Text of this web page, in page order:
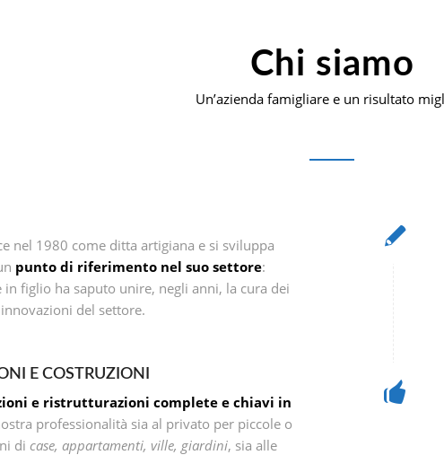
Chi siamo
Un’azienda famigliare e un risultato
nel 1980 come ditta artigiana e si sviluppa
punto di riferimento nel suo settore:
figlio ha saputo unire, negli anni, la cura dei
del settore.
E COSTRUZIONI
e ristrutturazioni complete e chiavi in
professionalità sia al privato per piccole o
di case, appartamenti, ville, giardini, sia alle